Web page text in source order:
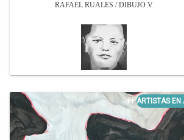
RAFAEL RUALES / DIBUJO V